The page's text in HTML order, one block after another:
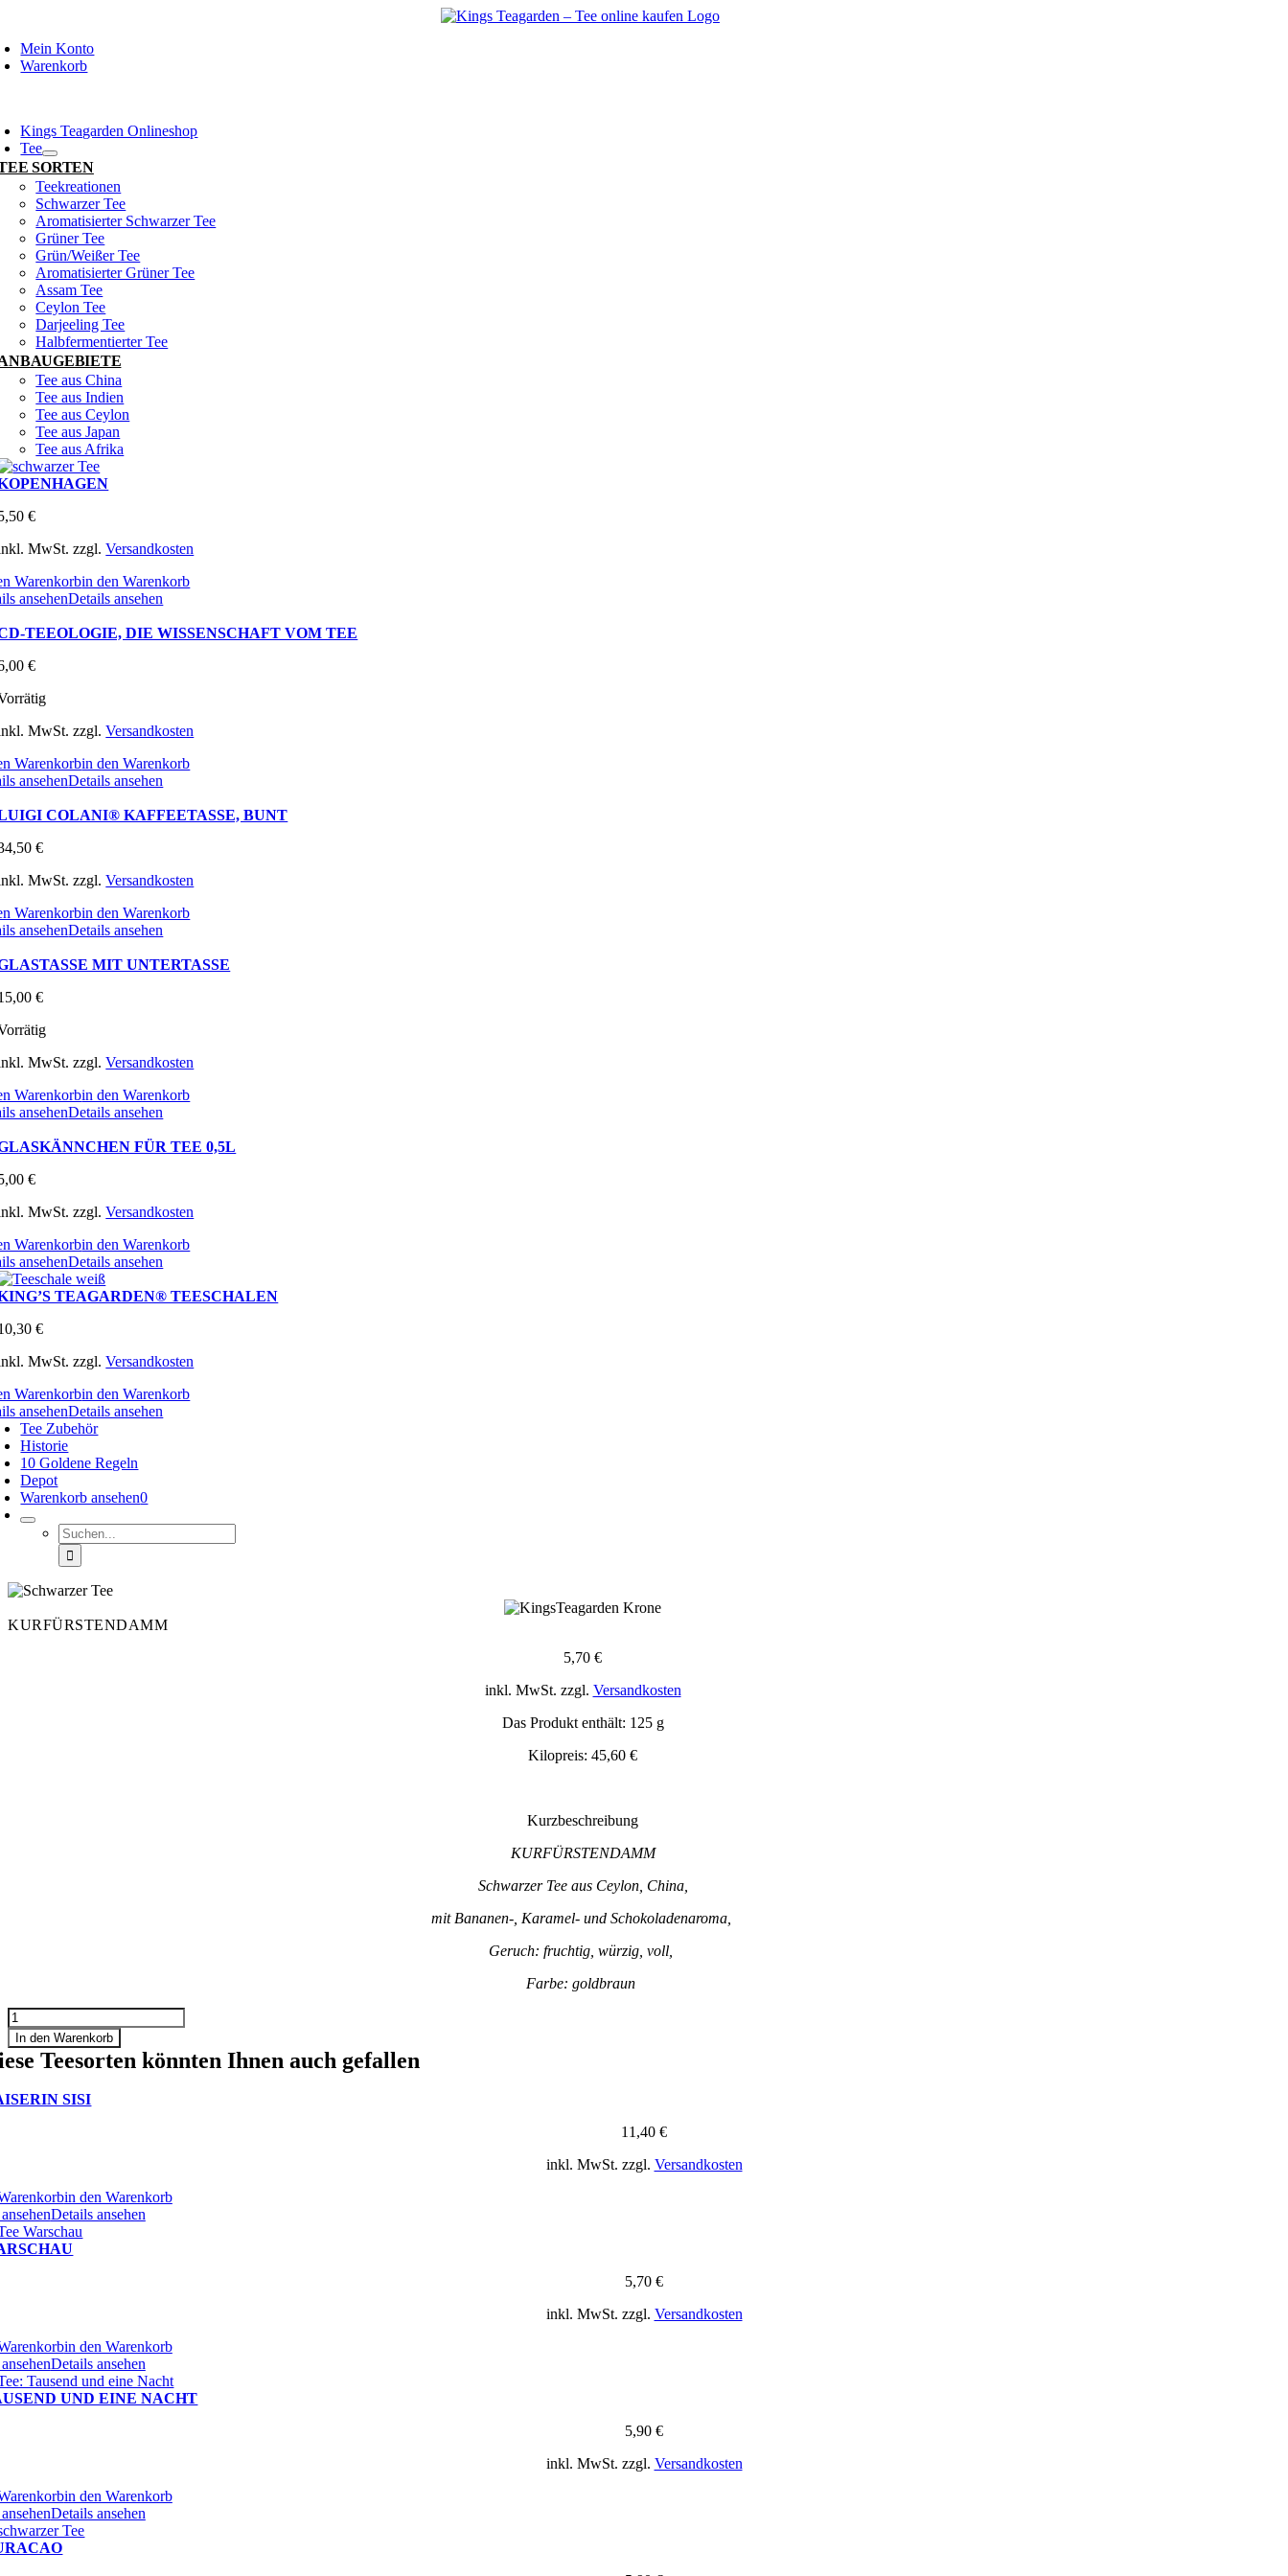
springen
Mein Konto
Warenkorb
Kings Teagarden Onlineshop
Tee
SORTEN
Teekreationen
Schwarzer Tee
Aromatisierter Schwarzer Tee
Grüner Tee
Grün/Weißer Tee
Aromatisierter Grüner Tee
Assam Tee
Ceylon Tee
Darjeeling Tee
Halbfermentierter Tee
Tee aus China
Tee aus Indien
Tee aus Ceylon
Tee aus Japan
Tee aus Afrika
€
MwSt. zzgl.Versandkosten
Warenkorbin den Warenkorb
ansehenDetails ansehen
TEEOLOGIE, DIE WISSENSCHAFT VOM TEE
€
MwSt. zzgl.Versandkosten
Warenkorbin den Warenkorb
ansehenDetails ansehen
COLANI® KAFFEETASSE, BUNT
€
MwSt. zzgl.Versandkosten
Warenkorbin den Warenkorb
ansehenDetails ansehen
MIT UNTERTASSE
€
MwSt. zzgl.Versandkosten
Warenkorbin den Warenkorb
ansehenDetails ansehen
FÜR TEE 0,5L
€
MwSt. zzgl.Versandkosten
Warenkorbin den Warenkorb
ansehenDetails ansehen
TEAGARDEN® TEESCHALEN
€
MwSt. zzgl.Versandkosten
Warenkorbin den Warenkorb
ansehenDetails ansehen
Tee Zubehör
Historie
10 Goldene Regeln
Depot
Warenkorb ansehen0
Suche
nach:
KURFÜRSTENDAMM
5,70 €
inkl. MwSt. zzgl. Versandkosten
Das Produkt enthält: 125 g
Kilopreis: 45,60 €
Kurzbeschreibung
KURFÜRSTENDAMM
Schwarzer Tee aus Ceylon, China,
mit Bananen-, Karamel- und Schokoladenaroma,
Geruch: fruchtig, würzig, voll,
Farbe: goldbraun
KURFÜRSTENDAMM
Menge
In den Warenkorb
Teesorten könnten Ihnen auch gefallen
SISI
11,40 €
inkl. MwSt. zzgl. Versandkosten
in den Warenkorb
Details ansehen
5,70 €
inkl. MwSt. zzgl. Versandkosten
in den Warenkorb
Details ansehen
UND EINE NACHT
5,90 €
inkl. MwSt. zzgl. Versandkosten
in den Warenkorb
Details ansehen